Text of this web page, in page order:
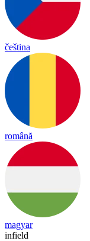
čeština
română
magyar
infield